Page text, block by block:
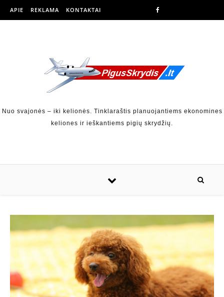
APIE REKLAMA KONTAKTAI
Nuo svajonės – iki kelionės. Tinklaraštis planuojantiems ekonomines
keliones ir ieškantiems pigių skrydžių.